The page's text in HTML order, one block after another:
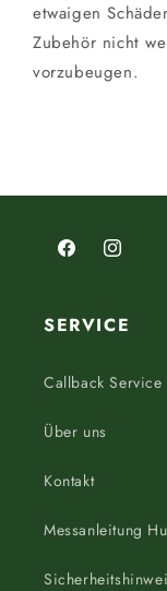
etwaigen
Zubehör nicht
vorzubeugen.
FacebookInstagram
SERVICE
Callback Service
Über uns
Kontakt
Messanleitung